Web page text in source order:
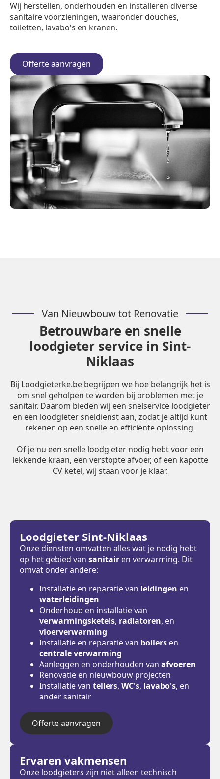
Wij herstellen, onderhouden en installeren diverse
sanitaire voorzieningen, waaronder douches,
toiletten, lavabo's en kranen.
Offerte aanvragen
Van Nieuwbouw tot Renovatie
Betrouwbare en snelle
loodgieter service in Sint-
Niklaas
Bij Loodgieterke.be begrijpen we hoe belangrijk het is
om snel geholpen te worden bij problemen met je
sanitair. Daarom bieden wij een snelservice loodgieter
en een loodgieter sneldienst aan, zodat je altijd kunt
rekenen op een snelle en efficiënte oplossing.
Of je nu een snelle loodgieter nodig hebt voor een
lekkende kraan, een verstopte afvoer, of een kapotte
CV ketel, wij staan voor je klaar.
Loodgieter Sint-Niklaas
Onze diensten omvatten alles wat je nodig hebt
op het gebied van sanitair en verwarming. Dit
omvat onder andere:
Installatie en reparatie van leidingen en
waterleidingen
Onderhoud en installatie van
verwarmingsketels, radiatoren, en
vloerverwarming
Installatie en reparatie van boilers en
centrale verwarming
Aanleggen en onderhouden van afvoeren
Renovatie en nieuwbouw projecten
Installatie van tellers, WC's, lavabo's, en
ander sanitair
Offerte aanvragen
Ervaren vakmensen
Onze loodgieters zijn niet alleen technisch